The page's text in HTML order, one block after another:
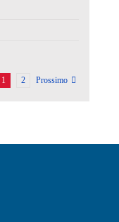
1 2 Prossimo